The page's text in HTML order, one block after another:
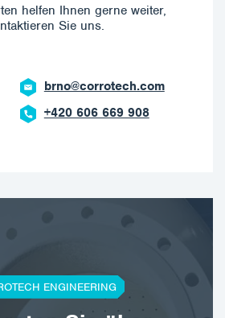
helfen Ihnen gerne weiter,
Sie uns.
brno@corrotech.com
+420 606 669 908
ENGINEERING